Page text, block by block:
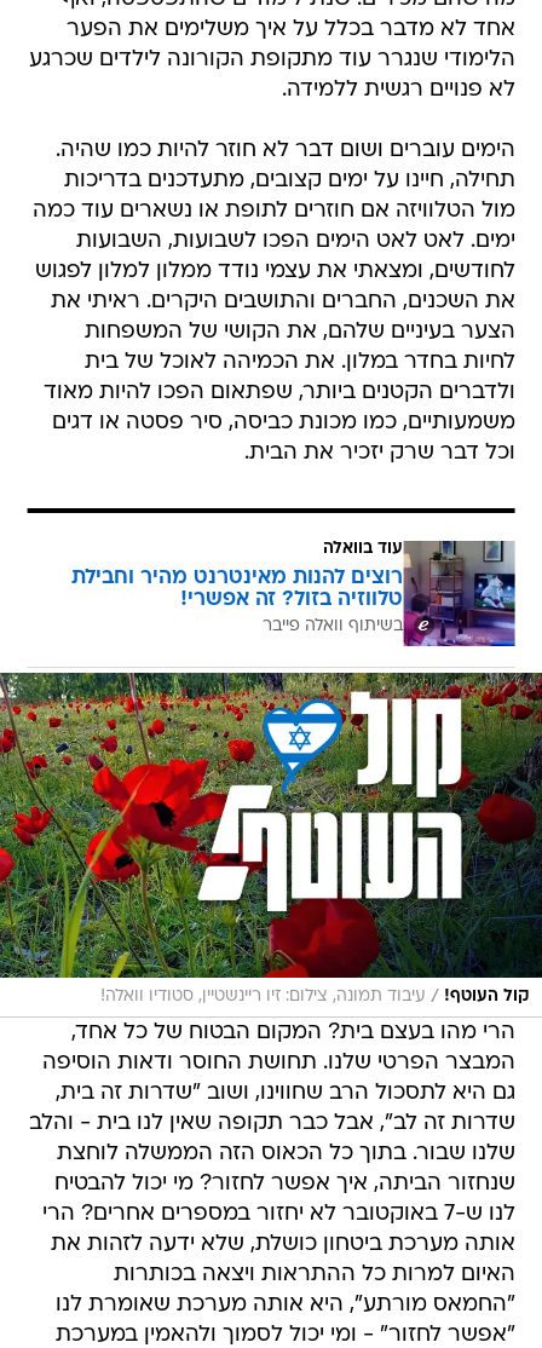
אחד לא מדבר בכלל על איך משלימים את הפער
הלימודי שנגרר עוד מתקופת הקורונה לילדים שכרגע
לא פנויים רגשית ללמידה.
הימים עוברים ושום דבר לא חוזר להיות כמו שהיה.
תחילה, חיינו על ימים קצובים, מתעדכנים בדריכות
מול הטלוויזה אם חוזרים לתופת או נשארים עוד כמה
ימים. לאט לאט הימים הפכו לשבועות, השבועות
לחודשים, ומצאתי את עצמי נודד ממלון למלון לפגוש
את השכנים, החברים והתושבים היקרים. ראיתי את
הצער בעיניים שלהם, את הקושי של המשפחות
לחיות בחדר במלון. את הכמיהה לאוכל של בית
ולדברים הקטנים ביותר, שפתאום הפכו להיות מאוד
משמעותיים, כמו מכונת כביסה, סיר פסטה או דגים
וכל דבר שרק יזכיר את הבית.
עוד בוואלה
רוצים להנות מאינטרנט מהיר וחבילת
טלווזיה בזול? זה אפשרי!
בשיתוף וואלה פייבר
קול העוטף! / עיבוד תמונה, צילום: זיו ריינשטיין, סטודיו וואלה!
הרי מהו בעצם בית? המקום הבטוח של כל אחד,
המבצר הפרטי שלנו. תחושת החוסר ודאות הוסיפה
גם היא לתסכול הרב שחווינו, ושוב "שדרות זה בית,
שדרות זה לב", אבל כבר תקופה שאין לנו בית - והלב
שלנו שבור. בתוך כל הכאוס הזה הממשלה לוחצת
שנחזור הביתה, איך אפשר לחזור? מי יכול להבטיח
לנו ש-7 באוקטובר לא יחזור במספרים אחרים? הרי
אותה מערכת ביטחון כושלת, שלא ידעה לזהות את
האיום למרות כל ההתראות ויצאה בכותרות
"החמאס מורתע", היא אותה מערכת שאומרת לנו
"אפשר לחזור" - ומי יכול לסמוך ולהאמין במערכת